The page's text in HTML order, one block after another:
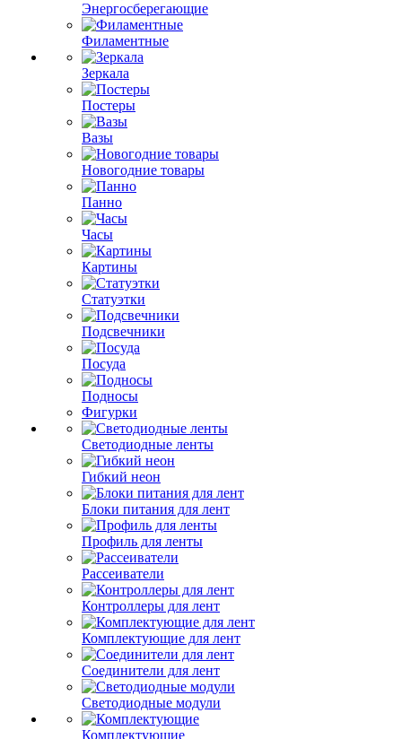
Энергосберегающие
Филаментные
Зеркала
Постеры
Вазы
Новогодние товары
Панно
Часы
Картины
Статуэтки
Подсвечники
Посуда
Подносы
Фигурки
Светодиодные ленты
Гибкий неон
Блоки питания для лент
Профиль для ленты
Рассеиватели
Контроллеры для лент
Комплектующие для лент
Соединители для лент
Светодиодные модули
Комплектующие